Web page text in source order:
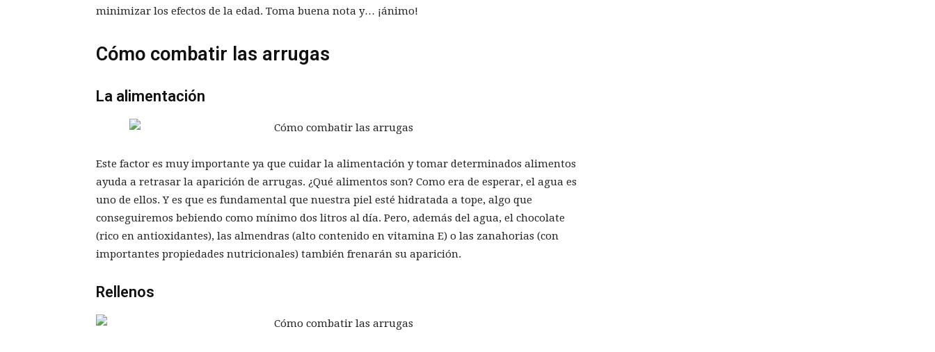
minimizar los efectos de la edad. Toma buena nota y… ¡ánimo!
Cómo combatir las arrugas
La alimentación
Este factor es muy importante ya que cuidar la alimentación y tomar determinados alimentos
ayuda a retrasar la aparición de arrugas. ¿Qué alimentos son? Como era de esperar, el agua es
uno de ellos. Y es que es fundamental que nuestra piel esté hidratada a tope, algo que
conseguiremos bebiendo como mínimo dos litros al día. Pero, además del agua, el chocolate
(rico en antioxidantes), las almendras (alto contenido en vitamina E) o las zanahorias (con
importantes propiedades nutricionales) también frenarán su aparición.
Rellenos